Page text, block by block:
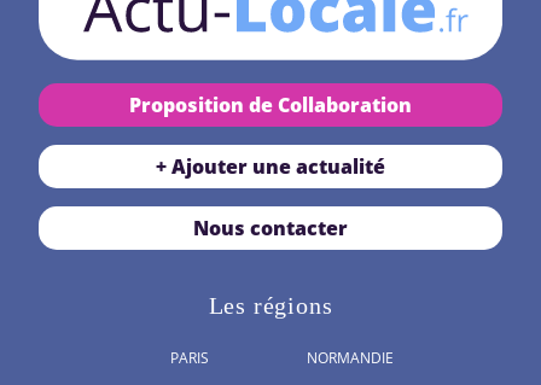
Proposition de Collaboration
+ Ajouter une actualité
Nous contacter
Les régions
PARIS
NORMANDIE